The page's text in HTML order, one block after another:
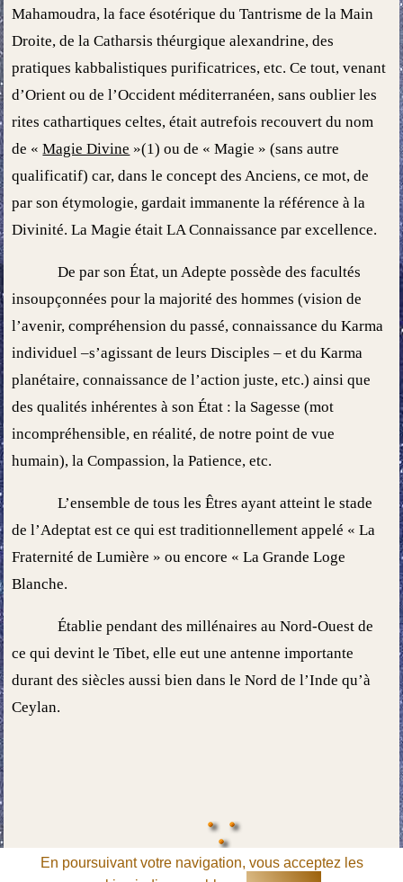
Mahamoudra, la face ésotérique du Tantrisme de la Main
Droite, de la Catharsis théurgique alexandrine, des
pratiques kabbalistiques purificatrices, etc. Ce tout, venant
d’Orient ou de l’Occident méditerranéen, sans oublier les
rites cathartiques celtes, était autrefois recouvert du nom
de «Magie Divine »(1) ou de « Magie » (sans autre
qualificatif) car, dans le concept des Anciens, ce mot, de
par son étymologie, gardait immanente la référence à la
Divinité. La Magie était LA Connaissance par excellence.
De par son État, un Adepte possède des facultés
insoupçonnées pour la majorité des hommes (vision de
l’avenir, compréhension du passé, connaissance du Karma
individuel –s’agissant de leurs Disciples – et du Karma
planétaire, connaissance de l’action juste, etc.) ainsi que
des qualités inhérentes à son État : la Sagesse (mot
incompréhensible, en réalité, de notre point de vue
humain), la Compassion, la Patience, etc.
L’ensemble de tous les Êtres ayant atteint le stade
de l’Adeptat est ce qui est traditionnellement appelé « La
Fraternité de Lumière » ou encore « La Grande Loge
Blanche.
Établie pendant des millénaires au Nord-Ouest de
ce qui devint le Tibet, elle eut une antenne importante
durant des siècles aussi bien dans le Nord de l’Inde qu’à
Ceylan.
En poursuivant votre navigation, vous acceptez les